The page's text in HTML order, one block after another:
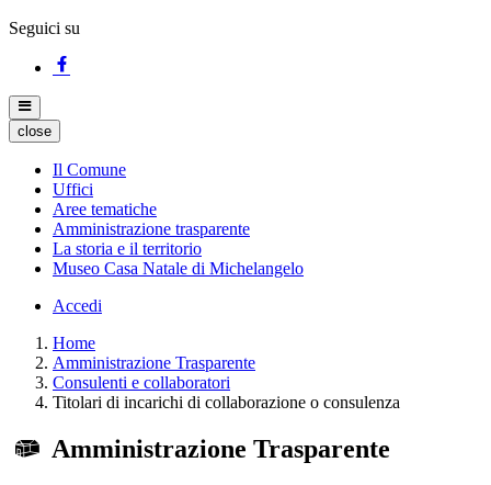
Seguici su
close
Il Comune
Uffici
Aree tematiche
Amministrazione trasparente
La storia e il territorio
Museo Casa Natale di Michelangelo
Accedi
Home
Amministrazione Trasparente
Consulenti e collaboratori
Titolari di incarichi di collaborazione o consulenza
Amministrazione Trasparente